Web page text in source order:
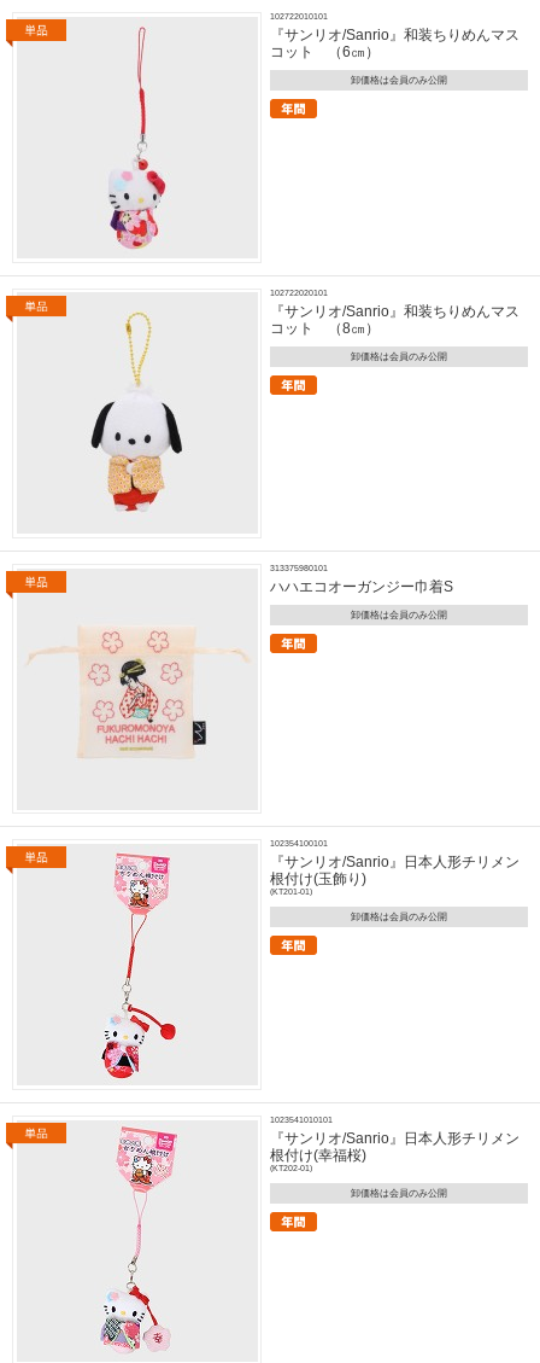
102722010101
『サンリオ/Sanrio』和装ちりめんマス
コット （6㎝）
卸価格は会員のみ公開
102722020101
『サンリオ/Sanrio』和装ちりめんマス
コット （8㎝）
卸価格は会員のみ公開
313375980101
ハハエコオーガンジー巾着S
卸価格は会員のみ公開
102354100101
『サンリオ/Sanrio』日本人形チリメン
根付け(玉飾り)
(KT201-01)
卸価格は会員のみ公開
1023541010101
『サンリオ/Sanrio』日本人形チリメン
根付け(幸福桜)
(KT202-01)
卸価格は会員のみ公開